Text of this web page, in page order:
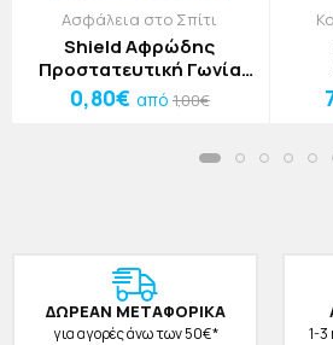
Ασφάλεια στο Σπίτι
Shield Αφρώδης
Προστατευτική Γωνία
Μπλε 6x3,5x0,8cm
0,80€ από 1,00€
ΔΩΡΕAΝ ΜΕΤΑΦΟΡΙΚΑ
για αγορές άνω των 50€* 1-3